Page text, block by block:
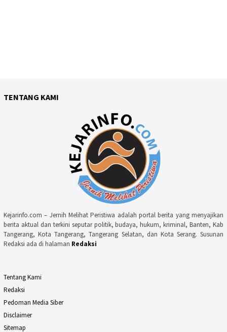
TENTANG KAMI
Kejarinfo.com – Jernih Melihat Peristiwa adalah portal berita yang menyajikan
berita aktual dan terkini seputar politik, budaya, hukum, kriminal, Banten, Kab
Tangerang, Kota Tangerang, Tangerang Selatan, dan Kota Serang. Susunan
Redaksi ada di halaman Redaksi
Tentang Kami
Redaksi
Pedoman Media Siber
Disclaimer
Sitemap